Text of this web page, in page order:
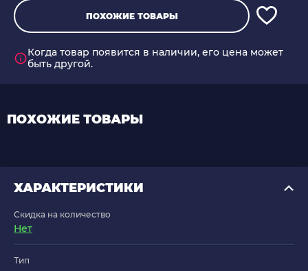
ПОХОЖИЕ ТОВАРЫ
Когда товар появится в наличии, его цена может
быть другой.
ПОХОЖИЕ ТОВАРЫ
ХАРАКТЕРИСТИКИ
Скидка на количество
Нет
Тип